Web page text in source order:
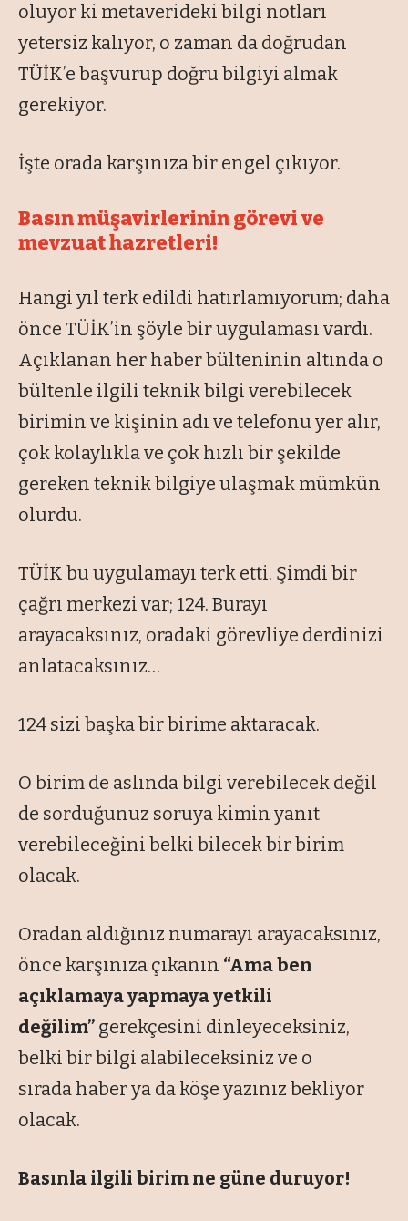
oluyor ki metaverideki bilgi notları
yetersiz kalıyor, o zaman da doğrudan
TÜİK’e başvurup doğru bilgiyi almak
gerekiyor.
İşte orada karşınıza bir engel çıkıyor.
Basın müşavirlerinin görevi ve
mevzuat hazretleri!
Hangi yıl terk edildi hatırlamıyorum; daha
önce TÜİK’in şöyle bir uygulaması vardı.
Açıklanan her haber bülteninin altında o
bültenle ilgili teknik bilgi verebilecek
birimin ve kişinin adı ve telefonu yer alır,
çok kolaylıkla ve çok hızlı bir şekilde
gereken teknik bilgiye ulaşmak mümkün
olurdu.
TÜİK bu uygulamayı terk etti. Şimdi bir
çağrı merkezi var; 124. Burayı
arayacaksınız, oradaki görevliye derdinizi
anlatacaksınız…
124 sizi başka bir birime aktaracak.
O birim de aslında bilgi verebilecek değil
de sorduğunuz soruya kimin yanıt
verebileceğini belki bilecek bir birim
olacak.
Oradan aldığınız numarayı arayacaksınız,
önce karşınıza çıkanın “Ama ben
açıklamaya yapmaya yetkili
değilim” gerekçesini dinleyeceksiniz,
belki bir bilgi alabileceksiniz ve o
sırada haber ya da köşe yazınız bekliyor
olacak.
Basınla ilgili birim ne güne duruyor!